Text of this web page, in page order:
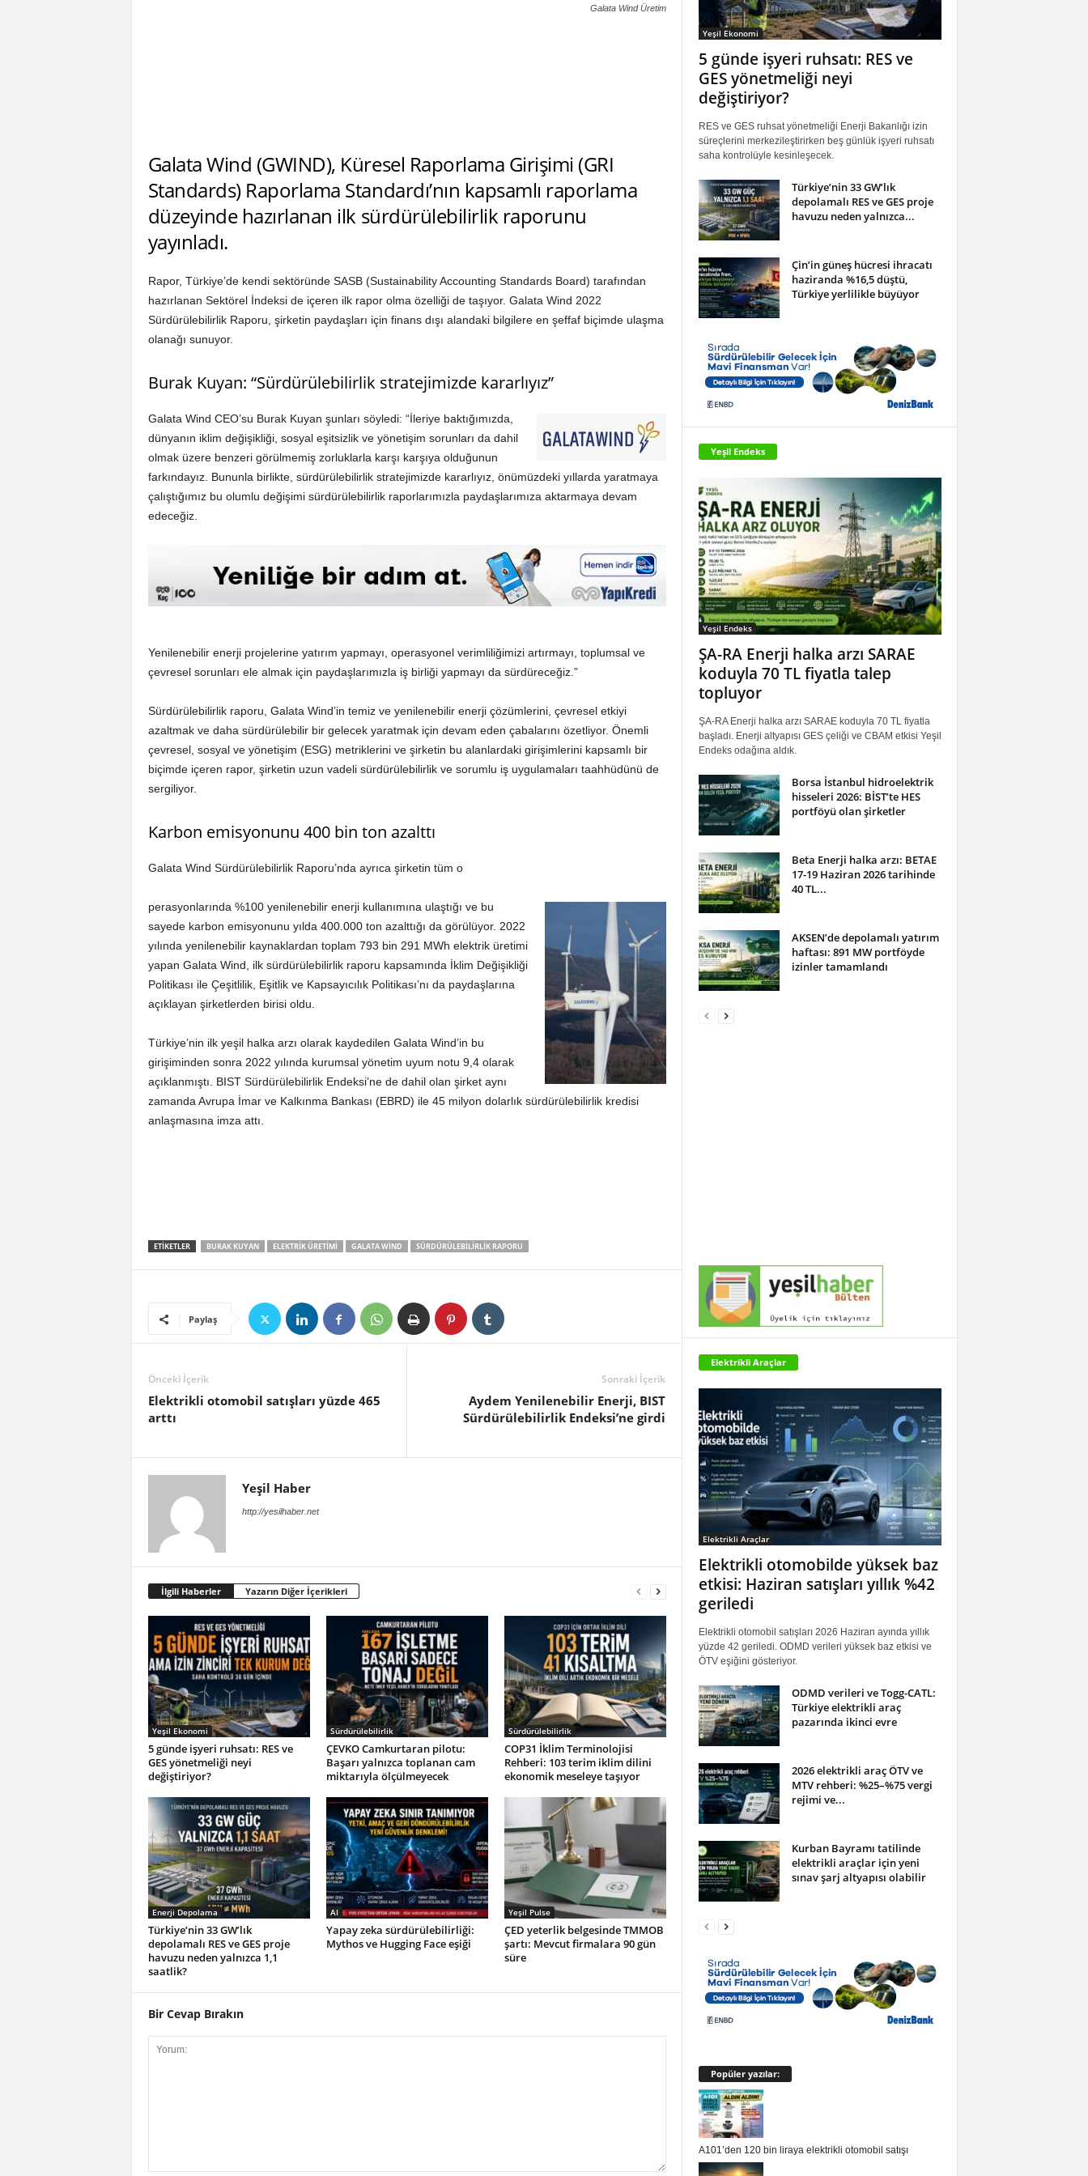
Galata Wind Üretim
Galata Wind (GWIND), Küresel Raporlama Girişimi (GRI
Standards) Raporlama Standardı’nın kapsamlı raporlama
düzeyinde hazırlanan ilk sürdürülebilirlik raporunu
yayınladı.
Rapor, Türkiye’de kendi sektöründe SASB (Sustainability Accounting Standards Board) tarafından
hazırlanan Sektörel İndeksi de içeren ilk rapor olma özelliği de taşıyor. Galata Wind 2022
Sürdürülebilirlik Raporu, şirketin paydaşları için finans dışı alandaki bilgilere en şeffaf biçimde ulaşma
olanağı sunuyor.
Burak Kuyan: “Sürdürülebilirlik stratejimizde kararlıyız”
Galata Wind CEO’su Burak Kuyan şunları söyledi: “İleriye baktığımızda,
dünyanın iklim değişikliği, sosyal eşitsizlik ve yönetişim sorunları da dahil
olmak üzere benzeri görülmemiş zorluklarla karşı karşıya olduğunun
farkındayız. Bununla birlikte, sürdürülebilirlik stratejimizde kararlıyız, önümüzdeki yıllarda yaratmaya
çalıştığımız bu olumlu değişimi sürdürülebilirlik raporlarımızla paydaşlarımıza aktarmaya devam
edeceğiz.
Yenilenebilir enerji projelerine yatırım yapmayı, operasyonel verimliliğimizi artırmayı, toplumsal ve
çevresel sorunları ele almak için paydaşlarımızla iş birliği yapmayı da sürdüreceğiz.”
Sürdürülebilirlik raporu, Galata Wind’in temiz ve yenilenebilir enerji çözümlerini, çevresel etkiyi
azaltmak ve daha sürdürülebilir bir gelecek yaratmak için devam eden çabalarını özetliyor. Önemli
çevresel, sosyal ve yönetişim (ESG) metriklerini ve şirketin bu alanlardaki girişimlerini kapsamlı bir
biçimde içeren rapor, şirketin uzun vadeli sürdürülebilirlik ve sorumlu iş uygulamaları taahhüdünü de
sergiliyor.
Karbon emisyonunu 400 bin ton azalttı
Galata Wind Sürdürülebilirlik Raporu’nda ayrıca şirketin tüm o
perasyonlarında %100 yenilenebilir enerji kullanımına ulaştığı ve bu
sayede karbon emisyonunu yılda 400.000 ton azalttığı da görülüyor. 2022
yılında yenilenebilir kaynaklardan toplam 793 bin 291 MWh elektrik üretimi
yapan Galata Wind, ilk sürdürülebilirlik raporu kapsamında İklim Değişikliği
Politikası ile Çeşitlilik, Eşitlik ve Kapsayıcılık Politikası’nı da paydaşlarına
açıklayan şirketlerden birisi oldu.
Türkiye’nin ilk yeşil halka arzı olarak kaydedilen Galata Wind’in bu
girişiminden sonra 2022 yılında kurumsal yönetim uyum notu 9,4 olarak
açıklanmıştı. BIST Sürdürülebilirlik Endeksi’ne de dahil olan şirket aynı
zamanda Avrupa İmar ve Kalkınma Bankası (EBRD) ile 45 milyon dolarlık sürdürülebilirlik kredisi
anlaşmasına imza attı.
ETIKETLER BURAK KUYAN ELEKTRIK ÜRETIMI GALATA WIND SÜRDÜRÜLEBILIRLIK RAPORU
Paylaş
Önceki İçerik
Elektrikli otomobil satışları yüzde 465
arttı
Sonraki İçerik
Aydem Yenilenebilir Enerji, BIST
Sürdürülebilirlik Endeksi’ne girdi
Yeşil Haber
http://yesilhaber.net
İlgili Haberler Yazarın Diğer İçerikleri
Yeşil Ekonomi
5 günde işyeri ruhsatı: RES ve
GES yönetmeliği neyi
değiştiriyor?
Sürdürülebilirlik
ÇEVKO Camkurtaran pilotu:
Başarı yalnızca toplanan cam
miktarıyla ölçülmeyecek
Sürdürülebilirlik
COP31 İklim Terminolojisi
Rehberi: 103 terim iklim dilini
ekonomik meseleye taşıyor
Enerji Depolama
Türkiye’nin 33 GW’lık
depolamalı RES ve GES proje
havuzu neden yalnızca 1,1
saatlik?
AI
Yapay zeka sürdürülebilirliği:
Mythos ve Hugging Face eşiği
Yeşil Pulse
ÇED yeterlik belgesinde TMMOB
şartı: Mevcut firmalara 90 gün
süre
Bir Cevap Bırakın
Yeşil Ekonomi
5 günde işyeri ruhsatı: RES ve
GES yönetmeliği neyi
değiştiriyor?
RES ve GES ruhsat yönetmeliği Enerji Bakanlığı izin
süreçlerini merkezileştirirken beş günlük işyeri ruhsatı
saha kontrolüyle kesinleşecek.
Türkiye’nin 33 GW’lık
depolamalı RES ve GES proje
havuzu neden yalnızca...
Çin’in güneş hücresi ihracatı
haziranda %16,5 düştü,
Türkiye yerlilikle büyüyor
Yeşil Endeks
Yeşil Endeks
ŞA-RA Enerji halka arzı SARAE
koduyla 70 TL fiyatla talep
topluyor
ŞA-RA Enerji halka arzı SARAE koduyla 70 TL fiyatla
başladı. Enerji altyapısı GES çeliği ve CBAM etkisi Yeşil
Endeks odağına aldık.
Borsa İstanbul hidroelektrik
hisseleri 2026: BİST’te HES
portföyü olan şirketler
Beta Enerji halka arzı: BETAE
17-19 Haziran 2026 tarihinde
40 TL...
AKSEN’de depolamalı yatırım
haftası: 891 MW portföyde
izinler tamamlandı
Elektrikli Araçlar
Elektrikli Araçlar
Elektrikli otomobilde yüksek baz
etkisi: Haziran satışları yıllık %42
geriledi
Elektrikli otomobil satışları 2026 Haziran ayında yıllık
yüzde 42 geriledi. ODMD verileri yüksek baz etkisi ve
ÖTV eşiğini gösteriyor.
ODMD verileri ve Togg-CATL:
Türkiye elektrikli araç
pazarında ikinci evre
2026 elektrikli araç ÖTV ve
MTV rehberi: %25–%75 vergi
rejimi ve...
Kurban Bayramı tatilinde
elektrikli araçlar için yeni
sınav şarj altyapısı olabilir
Popüler yazılar:
A101’den 120 bin liraya elektrikli otomobil satışı